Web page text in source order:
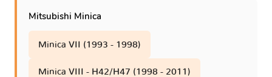
Mitsubishi Minica
Minica VII (1993 - 1998)
Minica VIII - H42/H47 (1998 - 2011)